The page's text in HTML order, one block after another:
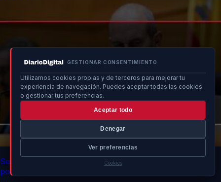
GESTIONAR CONSENTIMIENTO
Utilizamos cookies propias y de terceros para mejorar tu
experiencia de navegación. Puedes aceptar todas las cookies
o gestionar tus preferencias.
Aceptar todo
Denegar
Ver preferencias
Cookies
Senado advierte a ministros sobre impacto de no asistir
por crisis en Ceuta